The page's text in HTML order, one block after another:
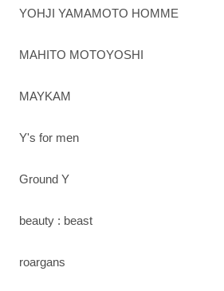
YOHJI YAMAMOTO HOMME
MAHITO MOTOYOSHI
MAYKAM
Y's for men
Ground Y
beauty : beast
roargans